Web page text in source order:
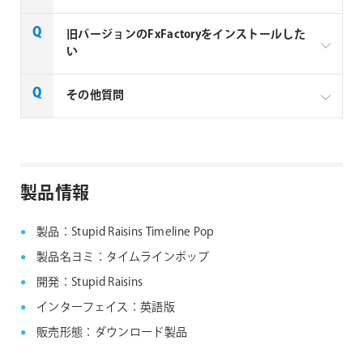
Noise Industries社製品、FxFactory プラグインファミ
リー製品は、1ライセンスにつき1台のMacでのみ使用
旧バージョンのFxFactoryをインストールした
い
FxFactory 旧バージョンインストーラーページよりご
FxFactory 旧バージョンインストーラー
その他質問
製品情報
製品：Stupid Raisins Timeline Pop
製品名ヨミ：タイムラインポップ
開発：Stupid Raisins
インターフェイス：英語版
販売形態：ダウンロード製品